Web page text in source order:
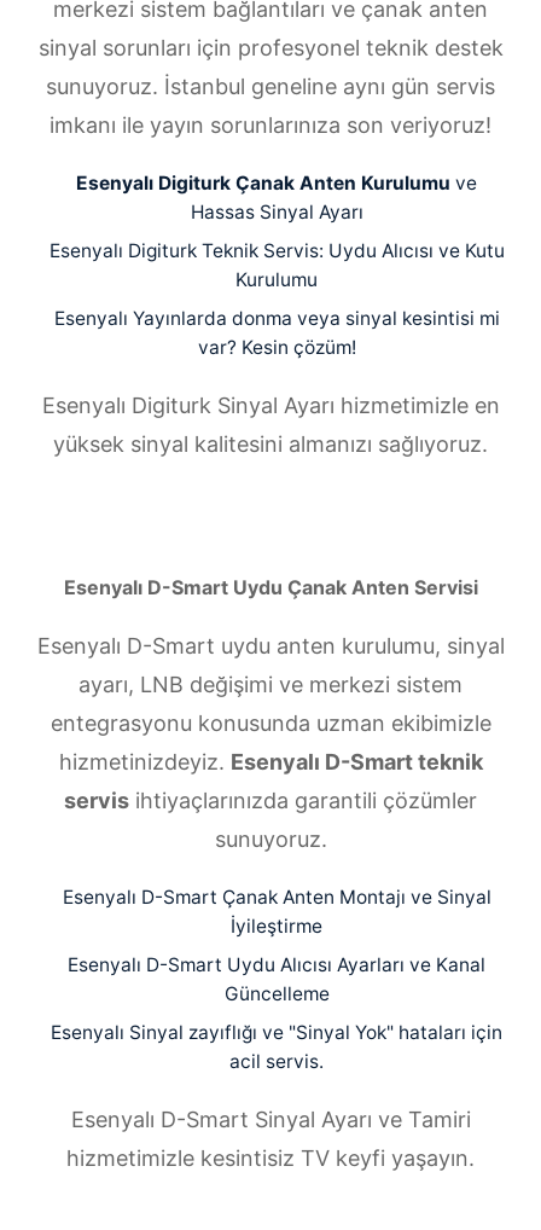
merkezi sistem bağlantıları ve çanak anten
sinyal sorunları için profesyonel teknik destek
sunuyoruz. İstanbul geneline aynı gün servis
imkanı ile yayın sorunlarınıza son veriyoruz!
Esenyalı Digiturk Çanak Anten Kurulumu ve
Hassas Sinyal Ayarı
Esenyalı Digiturk Teknik Servis: Uydu Alıcısı ve Kutu
Kurulumu
Esenyalı Yayınlarda donma veya sinyal kesintisi mi
var? Kesin çözüm!
Esenyalı Digiturk Sinyal Ayarı hizmetimizle en
yüksek sinyal kalitesini almanızı sağlıyoruz.
Esenyalı D-Smart Uydu Çanak Anten Servisi
Esenyalı D-Smart uydu anten kurulumu, sinyal
ayarı, LNB değişimi ve merkezi sistem
entegrasyonu konusunda uzman ekibimizle
hizmetinizdeyiz. Esenyalı D-Smart teknik
servis ihtiyaçlarınızda garantili çözümler
sunuyoruz.
Esenyalı D-Smart Çanak Anten Montajı ve Sinyal
İyileştirme
Esenyalı D-Smart Uydu Alıcısı Ayarları ve Kanal
Güncelleme
Esenyalı Sinyal zayıflığı ve "Sinyal Yok" hataları için
acil servis.
Esenyalı D-Smart Sinyal Ayarı ve Tamiri
hizmetimizle kesintisiz TV keyfi yaşayın.